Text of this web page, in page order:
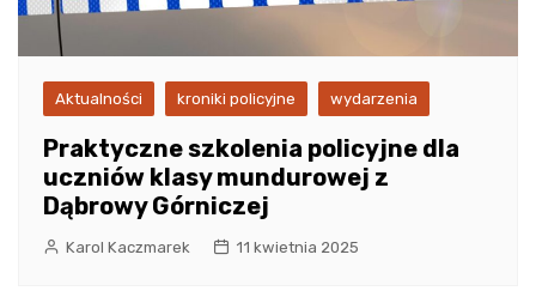
Aktualności kroniki policyjne wydarzenia
Praktyczne szkolenia policyjne dla
uczniów klasy mundurowej z
Dąbrowy Górniczej
Karol Kaczmarek 11 kwietnia 2025